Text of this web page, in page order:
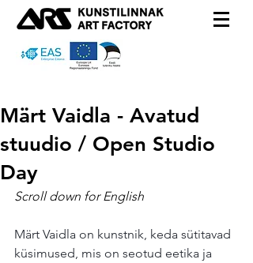
Märt Vaidla - Avatud
stuudio / Open Studio
Day
Scroll down for English
Märt Vaidla on kunstnik, keda sütitavad
küsimused, mis on seotud eetika ja